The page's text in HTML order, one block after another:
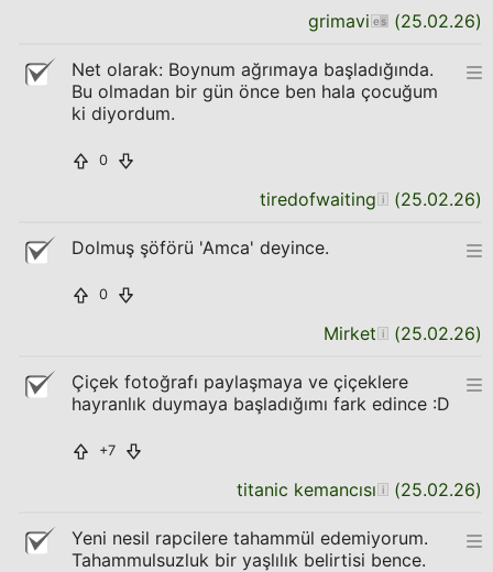
grimavi (25.02.26)
Net olarak: Boynum ağrımaya başladığında.
Bu olmadan bir gün önce ben hala çocuğum
ki diyordum.
0
tiredofwaiting (25.02.26)
Dolmuş şöförü 'Amca' deyince.
0
Mirket (25.02.26)
Çiçek fotoğrafı paylaşmaya ve çiçeklere
hayranlık duymaya başladığımı fark edince :D
+7
titanic kemancısı (25.02.26)
Yeni nesil rapcilere tahammül edemiyorum.
Tahammulsuzluk bir yaşlılık belirtisi bence.